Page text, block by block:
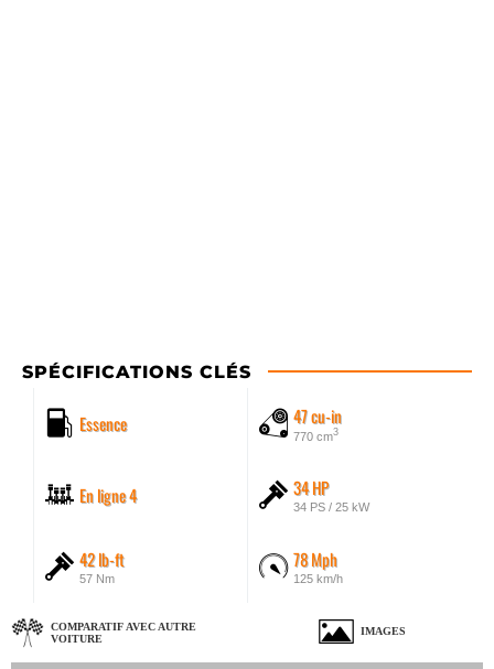
SPÉCIFICATIONS CLÉS
Essence 47 cu-in
770 cm3
En ligne 4 34 HP
34 PS / 25 kW
42 lb-ft
57 Nm
78 Mph
125 km/h
COMPARATIF AVEC AUTRE
VOITURE
IMAGES